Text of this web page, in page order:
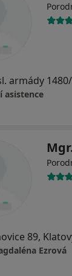
asistence
89,
Ezrová